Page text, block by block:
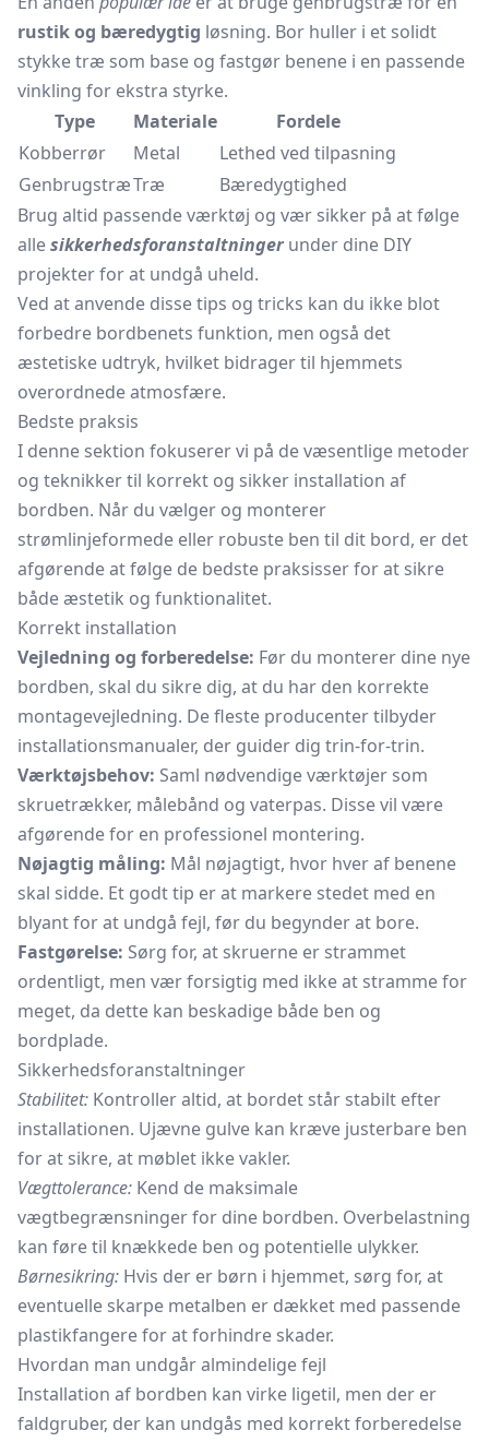
rustik og bæredygtig løsning. Bor huller i et solidt
stykke træ som base og fastgør benene i en passende
vinkling for ekstra styrke.
Type
Materiale
Fordele
Kobberrør
Metal
Lethed ved tilpasning
GenbrugstræTræ
Bæredygtighed
Brug altid passende værktøj og vær sikker på at følge
allesikkerhedsforanstaltningerunder dine DIY
projekter for at undgå uheld.
Ved at anvende disse tips og tricks kan du ikke blot
forbedre bordbenets funktion, men også det
æstetiske udtryk, hvilket bidrager til hjemmets
overordnede atmosfære.
Bedste praksis
I denne sektion fokuserer vi på de væsentlige metoder
og teknikker til korrekt og sikker installation af
bordben. Når du vælger og monterer
strømlinjeformede eller robuste ben til dit bord, er det
afgørende at følge de bedste praksisser for at sikre
både æstetik og funktionalitet.
Korrekt installation
Vejledning og forberedelse: Før du monterer dine nye
bordben, skal du sikre dig, at du har den korrekte
montagevejledning. De fleste producenter tilbyder
installationsmanualer, der guider dig trin-for-trin.
Værktøjsbehov: Saml nødvendige værktøjer som
skruetrækker, målebånd og vaterpas. Disse vil være
afgørende for en professionel montering.
Nøjagtig måling: Mål nøjagtigt, hvor hver af benene
skal sidde. Et godt tip er at markere stedet med en
blyant for at undgå fejl, før du begynder at bore.
Fastgørelse: Sørg for, at skruerne er strammet
ordentligt, men vær forsigtig med ikke at stramme for
meget, da dette kan beskadige både ben og
bordplade.
Sikkerhedsforanstaltninger
Stabilitet: Kontroller altid, at bordet står stabilt efter
installationen. Ujævne gulve kan kræve justerbare ben
for at sikre, at møblet ikke vakler.
Vægttolerance: Kend de maksimale
vægtbegrænsninger for dine bordben. Overbelastning
kan føre til knækkede ben og potentielle ulykker.
Børnesikring: Hvis der er børn i hjemmet, sørg for, at
eventuelle skarpe metalben er dækket med passende
plastikfangere for at forhindre skader.
Hvordan man undgår almindelige fejl
Installation af bordben kan virke ligetil, men der er
faldgruber, der kan undgås med korrekt forberedelse